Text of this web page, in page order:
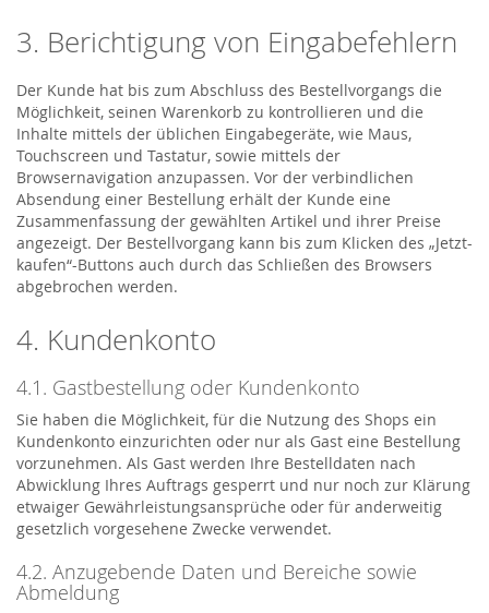
3. Berichtigung von Eingabefehlern
Der Kunde hat bis zum Abschluss des Bestellvorgangs die
Möglichkeit, seinen Warenkorb zu kontrollieren und die
Inhalte mittels der üblichen Eingabegeräte, wie Maus,
Touchscreen und Tastatur, sowie mittels der
Browsernavigation anzupassen. Vor der verbindlichen
Absendung einer Bestellung erhält der Kunde eine
Zusammenfassung der gewählten Artikel und ihrer Preise
angezeigt. Der Bestellvorgang kann bis zum Klicken des „Jetzt-
kaufen“-Buttons auch durch das Schließen des Browsers
abgebrochen werden.
4. Kundenkonto
4.1. Gastbestellung oder Kundenkonto
Sie haben die Möglichkeit, für die Nutzung des Shops ein
Kundenkonto einzurichten oder nur als Gast eine Bestellung
vorzunehmen. Als Gast werden Ihre Bestelldaten nach
Abwicklung Ihres Auftrags gesperrt und nur noch zur Klärung
etwaiger Gewährleistungsansprüche oder für anderweitig
gesetzlich vorgesehene Zwecke verwendet.
4.2. Anzugebende Daten und Bereiche sowie
Abmeldung